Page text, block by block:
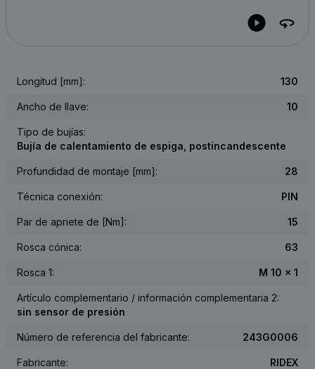
Longitud [mm]: 130
Ancho de llave: 10
Tipo de bujías:
Bujía de calentamiento de espiga, postincandescente
Profundidad de montaje [mm]: 28
Técnica conexión: PIN
Par de apriete de [Nm]: 15
Rosca cónica: 63
Rosca 1: M 10 x 1
Artículo complementario / información complementaria 2:
sin sensor de presión
Número de referencia del fabricante: 243G0006
Fabricante: RIDEX